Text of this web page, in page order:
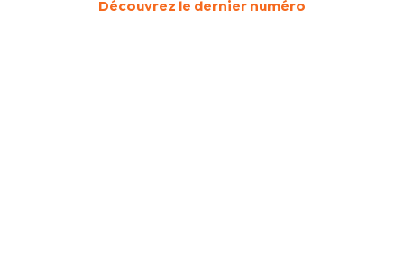
Découvrez le dernier numéro